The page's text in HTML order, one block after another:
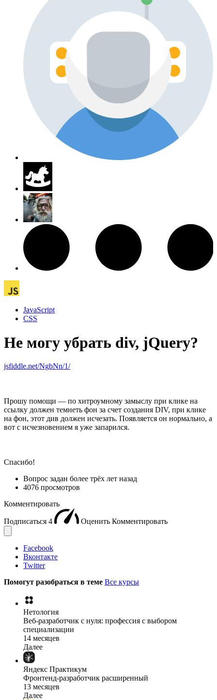
JavaScript
CSS
Не могу убрать div, jQuery?
jsfiddle.net/NgbNn/1/
Прошу помощи — по хитроумному замыслу при клике на
ссылку должен темнеть фон за счет создания DIV, при клике
на фон, этот див должен исчезать. Появляется он нормально, а
вот с исчезновением я уже запарился.
Спасибо!
Вопрос задан более трёх лет назад
4076 просмотров
Комментировать
Подписаться 4 Оценить Комментировать
Facebook
Вконтакте
Twitter
Помогут разобраться в теме Все курсы
Нетология
Веб-разработчик с нуля: профессия с выбором
специализации
14 месяцев
Далее
Яндекс Практикум
Фронтенд-разработчик расширенный
13 месяцев
Далее